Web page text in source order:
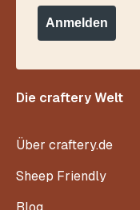
Die craftery Welt
Über craftery.de
Sheep Friendly
Anmelden